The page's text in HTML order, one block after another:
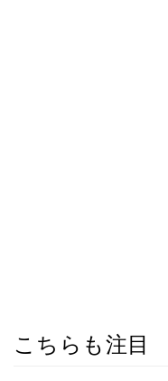
こちらも注目